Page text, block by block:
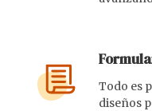
Todo es
diseños